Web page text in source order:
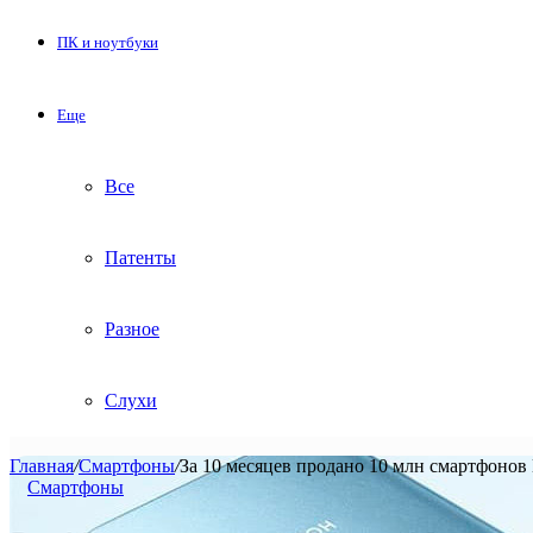
ПК и ноутбуки
Еще
Все
Патенты
Разное
Слухи
Главная/Смартфоны/За 10 месяцев продано 10 млн
Смартфоны